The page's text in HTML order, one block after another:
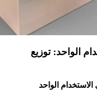
الواحد: توزيع
الواحد